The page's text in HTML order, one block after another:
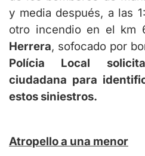
y media después, a las
otro incendio en el
Herrera, sofocado por
Polícia Local
ciudadana para
estos siniestros.
Atropello a una menor